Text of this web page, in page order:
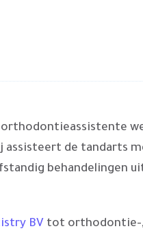
assisteert de tandarts
behandelingen
BV tot orthodontie-